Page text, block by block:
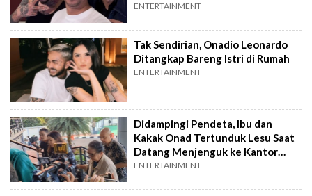
ENTERTAINMENT
Tak Sendirian, Onadio Leonardo
Ditangkap Bareng Istri di Rumah
ENTERTAINMENT
Didampingi Pendeta, Ibu dan
Kakak Onad Tertunduk Lesu Saat
Datang Menjenguk ke Kantor
Polisi
ENTERTAINMENT